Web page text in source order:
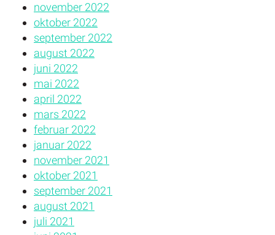
november 2022
oktober 2022
september 2022
august 2022
juni 2022
mai 2022
april 2022
mars 2022
februar 2022
januar 2022
november 2021
oktober 2021
september 2021
august 2021
juli 2021